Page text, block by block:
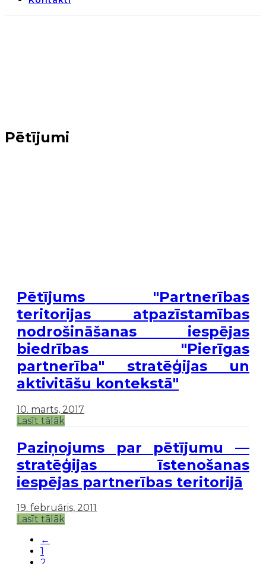
Pētījumi
Pētījums "Partnerības
teritorijas atpazīstamības
nodrošināšanas iespējas
biedrības "Pierīgas
partnerība" stratēģijas un
aktivitāšu kontekstā"
10. marts, 2017
Lasīt tālāk
Paziņojums par pētījumu —
stratēģijas īstenošanas
iespējas partnerības teritorijā
19. februāris, 2011
Lasīt tālāk
←
1